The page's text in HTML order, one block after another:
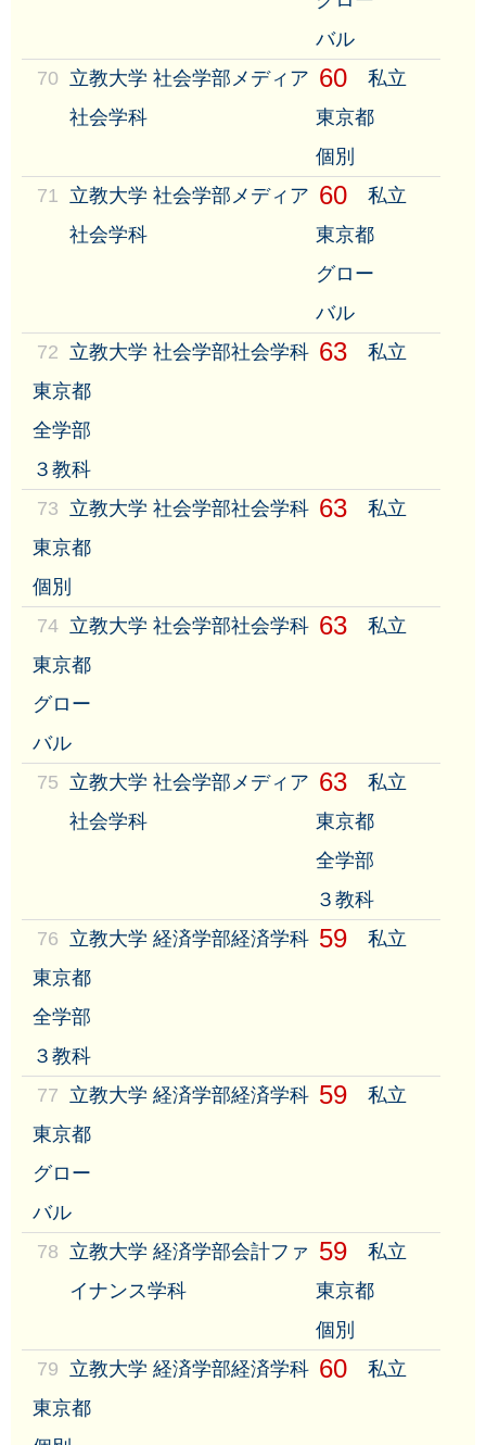
バル
70 立教大学 社会学部メディア
社会学科
60
私立
東京都
個別
71
立教大学 社会学部メディア
社会学科
60
私立
東京都
グロー
バル
72 立教大学 社会学部社会学科 63
私立
東京都
全学部
３教科
73 立教大学 社会学部社会学科 63
私立
東京都
個別
74 立教大学 社会学部社会学科 63
私立
東京都
グロー
バル
75 立教大学 社会学部メディア
社会学科
63
私立
東京都
全学部
３教科
76 立教大学 経済学部経済学科 59
私立
東京都
全学部
３教科
77 立教大学 経済学部経済学科 59
私立
東京都
グロー
バル
78 立教大学 経済学部会計ファ
イナンス学科
59
私立
東京都
個別
79 立教大学 経済学部経済学科 60
私立
東京都